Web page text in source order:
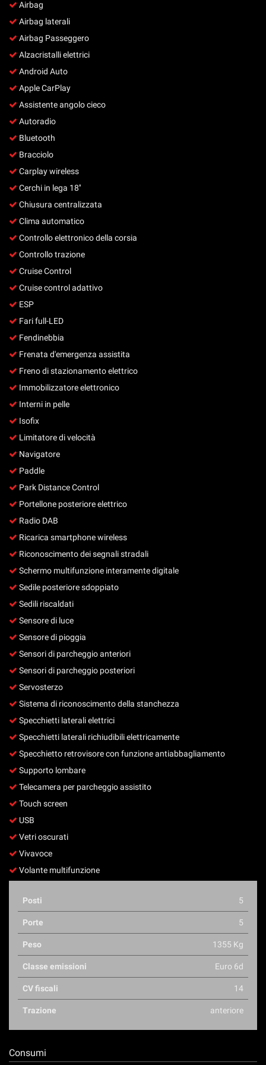
Airbag
Airbag laterali
Airbag Passeggero
Alzacristalli elettrici
Android Auto
Apple CarPlay
Assistente angolo cieco
Autoradio
Bluetooth
Bracciolo
Carplay wireless
Cerchi in lega 18''
Chiusura centralizzata
Clima automatico
Controllo elettronico della corsia
Controllo trazione
Cruise Control
Cruise control adattivo
ESP
Fari full-LED
Fendinebbia
Frenata d'emergenza assistita
Freno di stazionamento elettrico
Immobilizzatore elettronico
Interni in pelle
Isofix
Limitatore di velocità
Navigatore
Paddle
Park Distance Control
Portellone posteriore elettrico
Radio DAB
Ricarica smartphone wireless
Riconoscimento dei segnali stradali
Schermo multifunzione interamente digitale
Sedile posteriore sdoppiato
Sedili riscaldati
Sensore di luce
Sensore di pioggia
Sensori di parcheggio anteriori
Sensori di parcheggio posteriori
Servosterzo
Sistema di riconoscimento della stanchezza
Specchietti laterali elettrici
Specchietti laterali richiudibili elettricamente
Specchietto retrovisore con funzione antiabbagliamento
Supporto lombare
Telecamera per parcheggio assistito
Touch screen
USB
Vetri oscurati
Vivavoce
Volante multifunzione
Posti 5
Porte 5
Peso 1355 Kg
Classe emissioni Euro 6d
CV fiscali 14
Trazione anteriore
Consumi
Salva
le